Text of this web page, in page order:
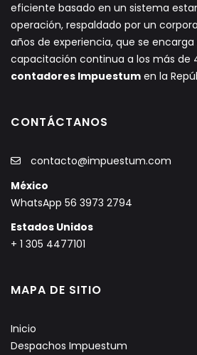
eficiente basado en un sistema
operación, respaldado por un
años de experiencia, que se
capacitación continua a los más de
contadores Impuestum en la
CONTÁCTANOS
contacto@impuestum.com
México
WhatsApp 56 3973 2794
Estados Unidos
+ 1 305 4477101
MAPA DE SITIO
Inicio
Despachos Impuestum